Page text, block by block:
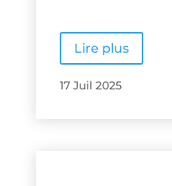
Lire plus
17 Juil 2025